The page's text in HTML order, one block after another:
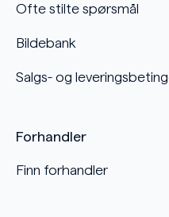
Ofte stilte spørsmål
Bildebank
Salgs- og
Forhandler
Finn forhandler